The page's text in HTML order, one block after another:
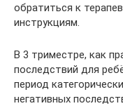
обратиться к
инструкциям.
В 3 триместре, как
последствий для
период
негативных